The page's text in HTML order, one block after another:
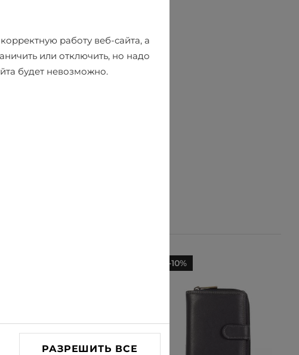
-10%
работу веб-сайта, а
или отключить, но надо
будет невозможно.
РАЗРЕШИТЬ ВСЕ